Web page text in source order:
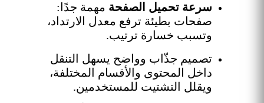
سرعة تحميل الصفحة مهمة جدًا:
صفحات بطيئة ترفع معدل الارتداد،
وتسبب خسارة ترتيب.
تصميم جذّاب وواضح يسهل التنقل
داخل المحتوى والأقسام المختلفة،
ويقلل التشتيت للمستخدمين.